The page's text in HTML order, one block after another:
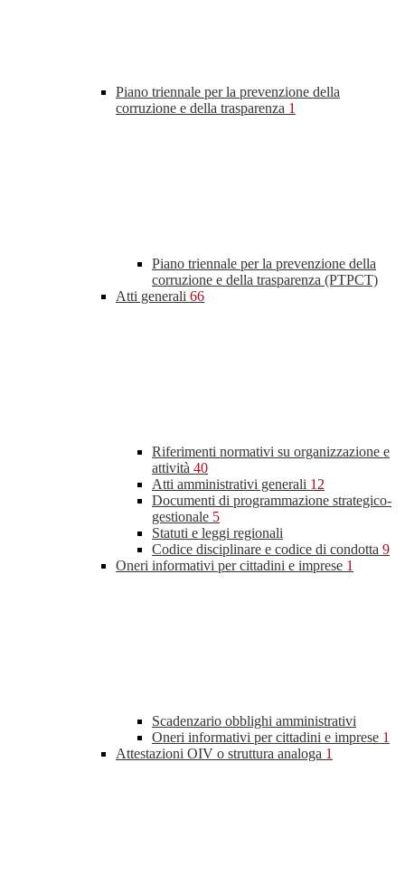
Piano triennale per la prevenzione della
corruzione e della trasparenza 1
Piano triennale per la prevenzione della
corruzione e della trasparenza (PTPCT)
Atti generali 66
Riferimenti normativi su organizzazione e
attività 40
Atti amministrativi generali 12
Documenti di programmazione strategico-
gestionale 5
Statuti e leggi regionali
Codice disciplinare e codice di condotta 9
Oneri informativi per cittadini e imprese 1
Scadenzario obblighi amministrativi
Oneri informativi per cittadini e imprese 1
Attestazioni OIV o struttura analoga 1